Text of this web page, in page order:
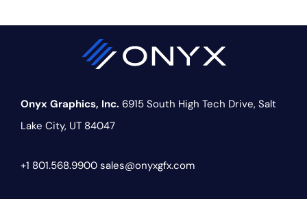
Onyx Graphics, Inc. 6915 South High Tech Drive, Salt
Lake City, UT 84047
+1 801.568.9900 sales@onyxgfx.com